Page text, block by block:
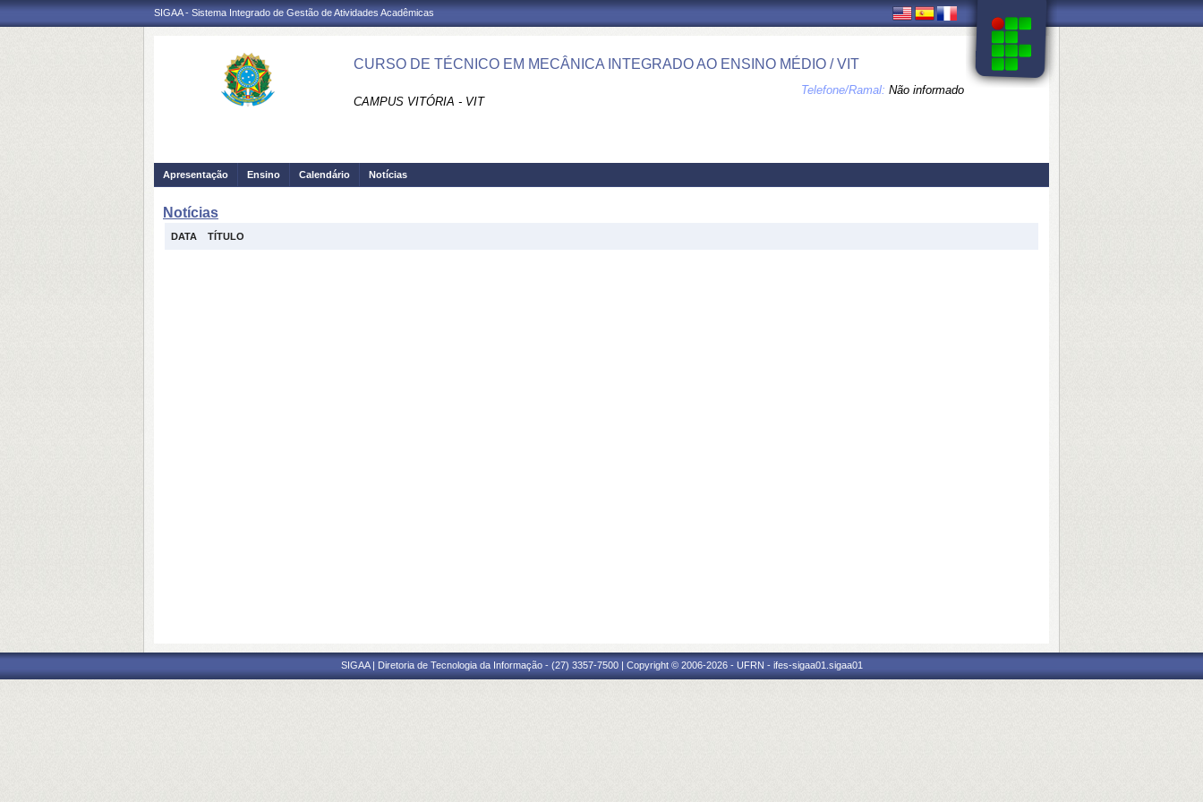
SIGAA - Sistema Integrado de Gestão de Atividades Acadêmicas
CURSO DE TÉCNICO EM MECÂNICA INTEGRADO AO ENSINO MÉDIO / VIT
CAMPUS VITÓRIA - VIT
Telefone/Ramal: Não informado
Apresentação Ensino Calendário Notícias
Notícias
DATA TÍTULO
SIGAA | Diretoria de Tecnologia da Informação - (27) 3357-7500 | Copyright © 2006-2026 - UFRN - ifes-sigaa01.sigaa01